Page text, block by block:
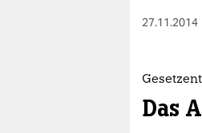
27.11.2014
Das